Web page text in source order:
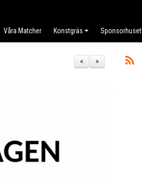
Våra Matcher Konstgräs Sponsorhuset
>
<